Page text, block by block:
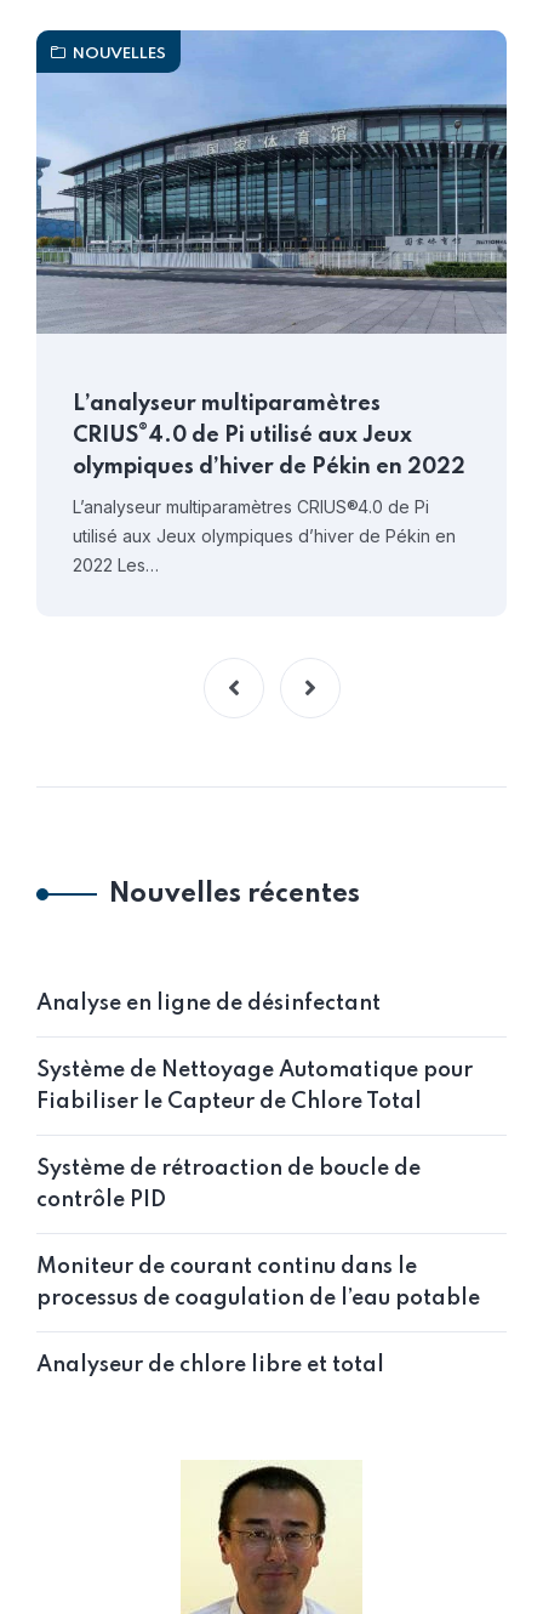
NOUVELLES
L’analyseur multiparamètres
CRIUS®4.0 de Pi utilisé aux Jeux
olympiques d’hiver de Pékin en 2022
L’analyseur multiparamètres CRIUS®4.0 de Pi
utilisé aux Jeux olympiques d’hiver de Pékin en
2022 Les…
Nouvelles récentes
Analyse en ligne de désinfectant
Système de Nettoyage Automatique pour
Fiabiliser le Capteur de Chlore Total
Système de rétroaction de boucle de
contrôle PID
Moniteur de courant continu dans le
processus de coagulation de l’eau potable
Analyseur de chlore libre et total